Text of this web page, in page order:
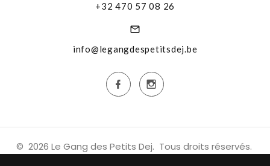
+32 470 57 08 26
info@legangdespetitsdej.be
© 2026 Le Gang des Petits Dej. Tous droits réservés.